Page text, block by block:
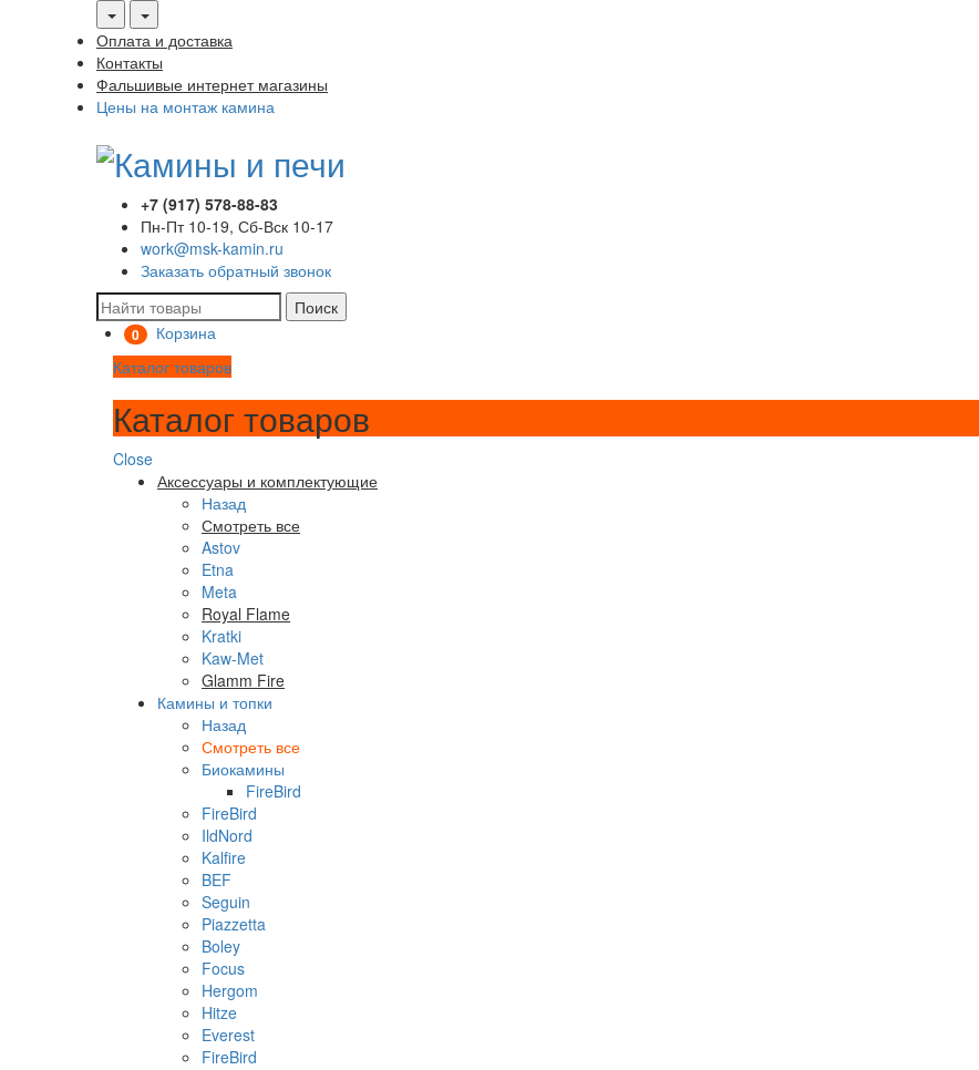
Оплата и доставка
Контакты
Фальшивые интернет магазины
Цены на монтаж камина
+7 (917) 578-88-83
Пн-Пт 10-19, Сб-Вск 10-17
work@msk-kamin.ru
Заказать обратный звонок
Поиск
0
Корзина
Каталог товаров
Каталог товаров
Close
Аксессуары и комплектующие
Назад
Смотреть все
Astov
Etna
Meta
Royal Flame
Kratki
Kaw-Met
Glamm Fire
Камины и топки
Назад
Смотреть все
Биокамины
FireBird
FireBird
IldNord
Kalfire
BEF
Seguin
Piazzetta
Boley
Focus
Hergom
Hitze
Everest
FireBird